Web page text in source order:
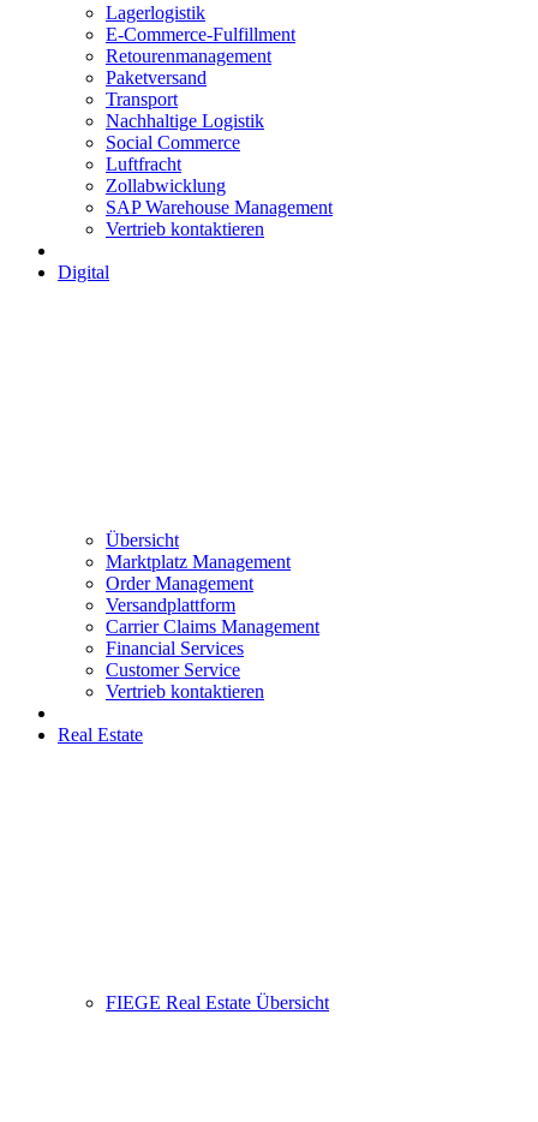
Lagerlogistik
E-Commerce-Fulfillment
Retourenmanagement
Paketversand
Transport
Nachhaltige Logistik
Social Commerce
Luftfracht
Zollabwicklung
SAP Warehouse Management
Vertrieb kontaktieren
Digital
Übersicht
Marktplatz Management
Order Management
Versandplattform
Carrier Claims Management
Financial Services
Customer Service
Vertrieb kontaktieren
Real Estate
FIEGE Real Estate Übersicht